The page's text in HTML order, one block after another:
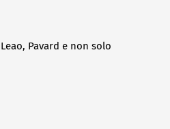
Leao, Pavard e non solo